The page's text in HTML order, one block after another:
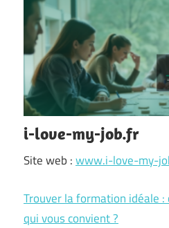
i-love-my-job.fr
Site web :www.i-love-my-
Trouver la formation idéale
qui vous convient ?